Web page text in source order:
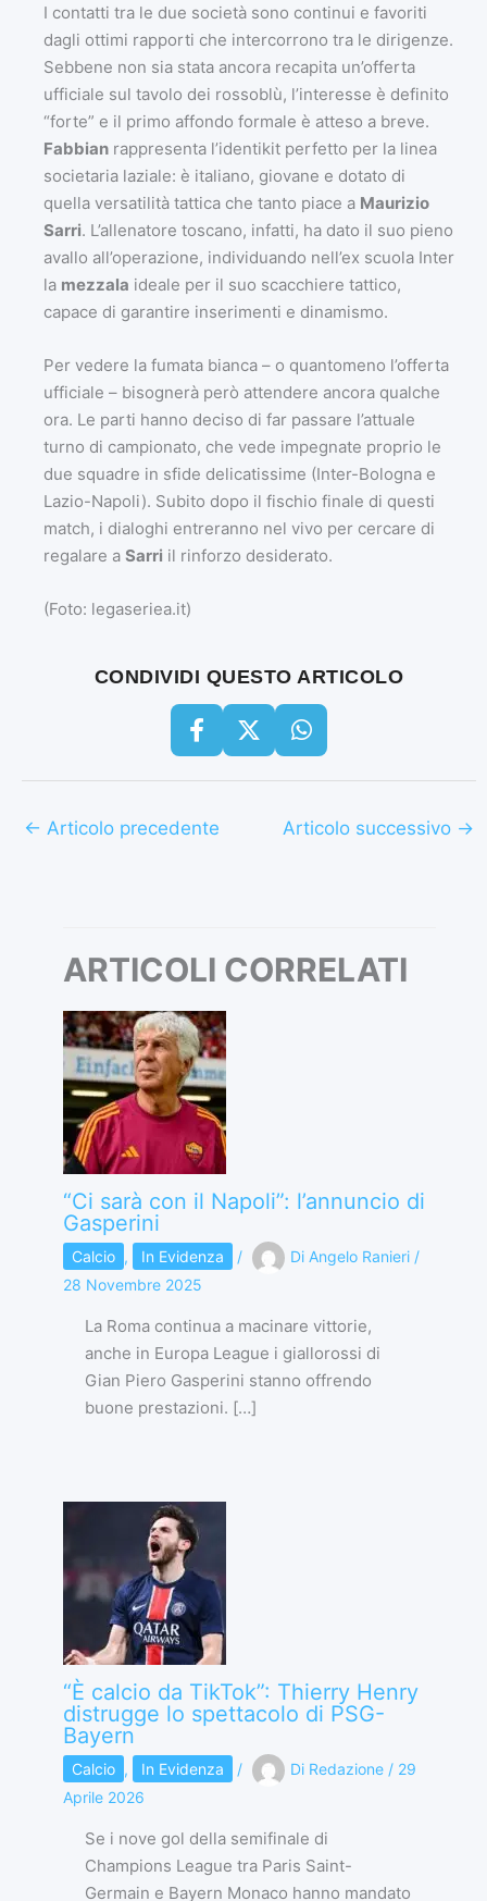
I contatti tra le due società sono continui e favoriti
dagli ottimi rapporti che intercorrono tra le dirigenze.
Sebbene non sia stata ancora recapita un’offerta
ufficiale sul tavolo dei rossoblù, l’interesse è definito
“forte” e il primo affondo formale è atteso a breve.
Fabbian rappresenta l’identikit perfetto per la linea
societaria laziale: è italiano, giovane e dotato di
quella versatilità tattica che tanto piace a Maurizio
Sarri. L’allenatore toscano, infatti, ha dato il suo pieno
avallo all’operazione, individuando nell’ex scuola Inter
la mezzala ideale per il suo scacchiere tattico,
capace di garantire inserimenti e dinamismo.
Per vedere la fumata bianca – o quantomeno l’offerta
ufficiale – bisognerà però attendere ancora qualche
ora. Le parti hanno deciso di far passare l’attuale
turno di campionato, che vede impegnate proprio le
due squadre in sfide delicatissime (Inter-Bologna e
Lazio-Napoli). Subito dopo il fischio finale di questi
match, i dialoghi entreranno nel vivo per cercare di
regalare a Sarri il rinforzo desiderato.
(Foto: legaseriea.it)
CONDIVIDI QUESTO ARTICOLO
← Articolo precedente Articolo successivo →
ARTICOLI CORRELATI
“Ci sarà con il Napoli”: l’annuncio di
Gasperini
Calcio , In Evidenza / Di Angelo Ranieri /
28 Novembre 2025
La Roma continua a macinare vittorie,
anche in Europa League i giallorossi di
Gian Piero Gasperini stanno offrendo
buone prestazioni. […]
“È calcio da TikTok”: Thierry Henry
distrugge lo spettacolo di PSG-
Bayern
Calcio , In Evidenza / Di Redazione / 29
Aprile 2026
Se i nove gol della semifinale di
Champions League tra Paris Saint-
Germain e Bayern Monaco hanno mandato